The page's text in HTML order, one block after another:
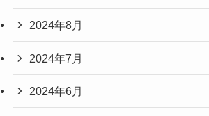
2024年8月
2024年7月
2024年6月